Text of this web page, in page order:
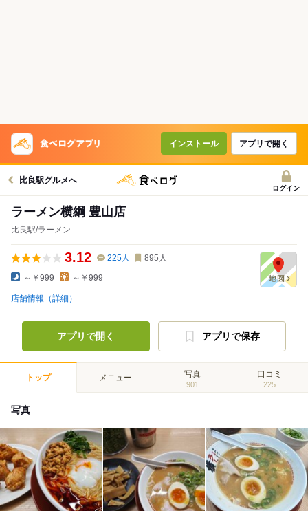
インストール アプリで開く
比良駅グルメへ
ログイン
ラーメン横綱 豊山店
比良駅/ラーメン
3.12 225人 895 人
～￥999 ～￥999
店舗情報（詳細）
アプリで開く アプリで保存
トップ メニュー 写真
901
口コミ
225
写真